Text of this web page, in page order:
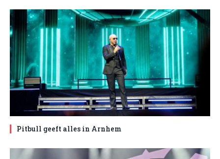
Pitbull geeft alles in Arnhem